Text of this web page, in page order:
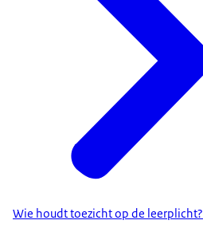
Wie houdt toezicht op de leerplicht?